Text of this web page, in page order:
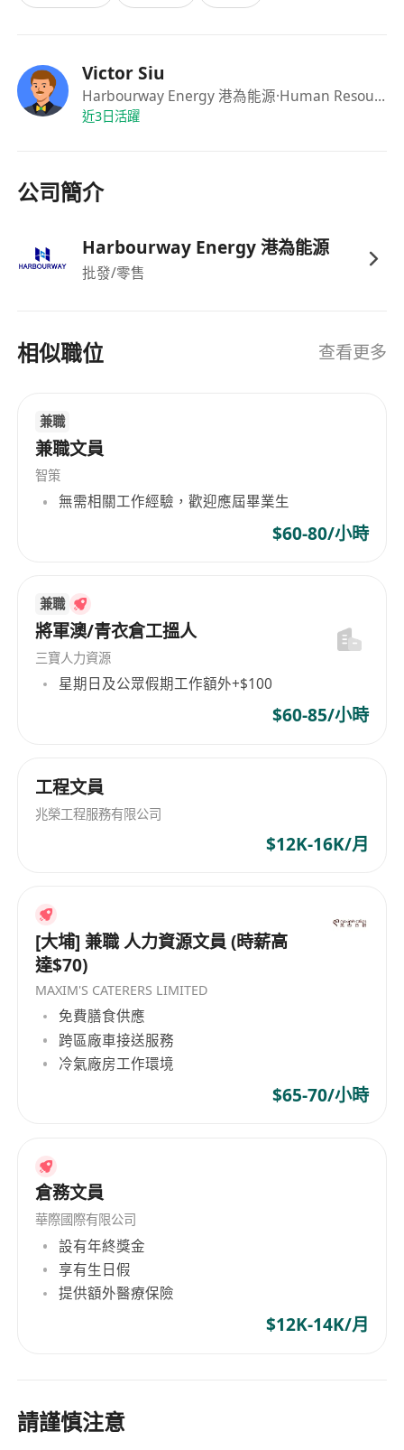
偶發性外勤任務，包括登船視察、碼頭巡查及船
Victor Siu
Harbourway Energy 港為能源·Human Resources Manager
近3日活躍
公司簡介
Harbourway Energy 港為能源
批發/零售
相似職位 查看更多
兼職
兼職文員
智策
無需相關工作經驗，歡迎應屆畢業生
$60-80/小時
兼職
將軍澳/青衣倉工搵人
三寶人力資源
星期日及公眾假期工作額外+$100
$60-85/小時
工程文員
兆榮工程服務有限公司
$12K-16K/月
[大埔] 兼職 人力資源文員 (時薪高
達$70)
MAXIM'S CATERERS LIMITED
免費膳食供應
跨區廠車接送服務
冷氣廠房工作環境
$65-70/小時
倉務文員
華際國際有限公司
設有年終獎金
享有生日假
提供額外醫療保險
$12K-14K/月
請謹慎注意